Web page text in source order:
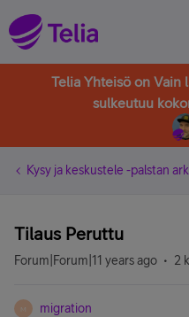
Telia Yhteisö on Vain
sulkeutuu
Kysy ja keskustele -palstan
Tilaus Peruttu
Forum|Forum|11 years ago 2
M migration